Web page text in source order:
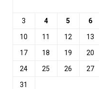
3 4 5 6
10 11 12 13
17 18 19 20
24 25 26 27
31